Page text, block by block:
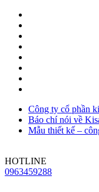
Công ty cổ phần
Báo chí nói về
Mẫu thiết kế –
HOTLINE
0963459288